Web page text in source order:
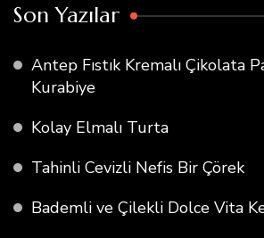
Son Yazılar
Antep Fıstık Kremalı Çikolata
Kurabiye
Kolay Elmalı Turta
Tahinli Cevizli Nefis Bir Çörek
Bademli ve Çilekli Dolce Vita